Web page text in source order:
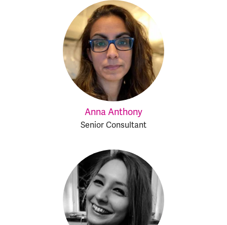
Anna Anthony
Senior Consultant